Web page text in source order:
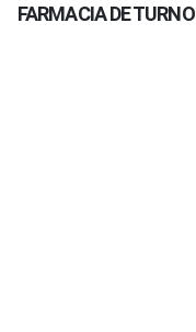
FARMACIA DE TURNO